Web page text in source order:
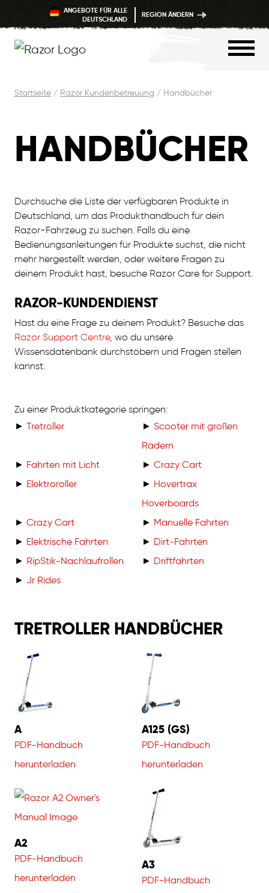
Inhalt
ANGEBOTE FÜR ALLE
DEUTSCHLAND
REGION ÄNDERN
Startseite / Razor Kundenbetreuung / Handbücher
HANDBÜCHER
Durchsuche die Liste der verfügbaren Produkte in
Deutschland, um das Produkthandbuch für dein
Razor-Fahrzeug zu suchen. Falls du eine
Bedienungsanleitungen für Produkte suchst, die nicht
mehr hergestellt werden, oder weitere Fragen zu
deinem Produkt hast, besuche Razor Care for Support.
RAZOR-KUNDENDIENST
Hast du eine Frage zu deinem Produkt? Besuche das
Razor Support Centre, wo du unsere
Wissensdatenbank durchstöbern und Fragen stellen
kannst.
Zu einer Produktkategorie springen:
► Tretroller ► Scooter mit großen
Rädern
► Fahrten mit Licht ► Crazy Cart
► Elektroroller ► Hovertrax
Hoverboards
► Crazy Cart ► Manuelle Fahrten
► Elektrische Fahrten ► Dirt-Fahrten
► RipStik-Nachlaufrollen ► Driftfahrten
► Jr Rides
TRETROLLER HANDBÜCHER
A
PDF-Handbuch
herunterladen
A125 (GS)
PDF-Handbuch
herunterladen
A2
PDF-Handbuch
herunterladen
A3
PDF-Handbuch